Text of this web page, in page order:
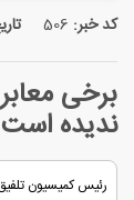
کد خبر: 506
برخی
ندیده است
رئیس کمیسیون